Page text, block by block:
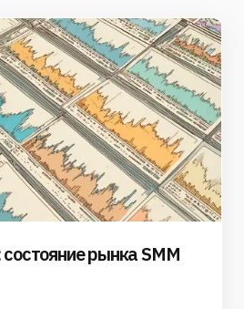
рынка SMM